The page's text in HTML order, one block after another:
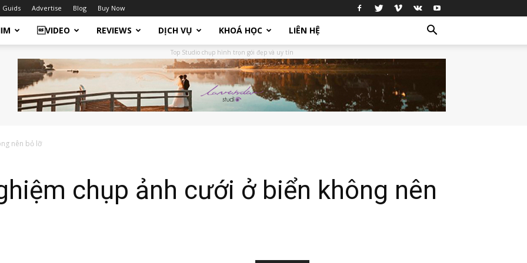
Guids Advertise Blog Buy Now
VIDEO REVIEWS DỊCH VỤ KHOÁ HỌC LIÊN HỆ
Top Studio chụp hình trọn gói đẹp và uy tín
nên bỏ lỡ
chụp ảnh cưới ở biển không nên